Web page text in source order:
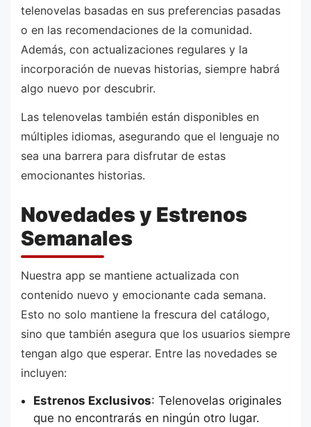
telenovelas basadas en sus preferencias pasadas
o en las recomendaciones de la comunidad.
Además, con actualizaciones regulares y la
incorporación de nuevas historias, siempre habrá
algo nuevo por descubrir.
Las telenovelas también están disponibles en
múltiples idiomas, asegurando que el lenguaje no
sea una barrera para disfrutar de estas
emocionantes historias.
Novedades y Estrenos
Semanales
Nuestra app se mantiene actualizada con
contenido nuevo y emocionante cada semana.
Esto no solo mantiene la frescura del catálogo,
sino que también asegura que los usuarios siempre
tengan algo que esperar. Entre las novedades se
incluyen:
Estrenos Exclusivos: Telenovelas originales
que no encontrarás en ningún otro lugar.